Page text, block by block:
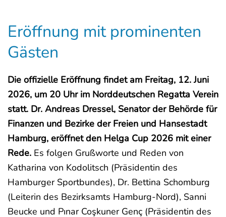
Eröffnung mit prominenten
Gästen
Die offizielle Eröffnung findet am Freitag, 12. Juni
2026, um 20 Uhr im Norddeutschen Regatta Verein
statt. Dr. Andreas Dressel, Senator der Behörde für
Finanzen und Bezirke der Freien und Hansestadt
Hamburg, eröffnet den Helga Cup 2026 mit einer
Rede. Es folgen Grußworte und Reden von
Katharina von Kodolitsch (Präsidentin des
Hamburger Sportbundes), Dr. Bettina Schomburg
(Leiterin des Bezirksamts Hamburg-Nord), Sanni
Beucke und Pınar Coşkuner Genç (Präsidentin des